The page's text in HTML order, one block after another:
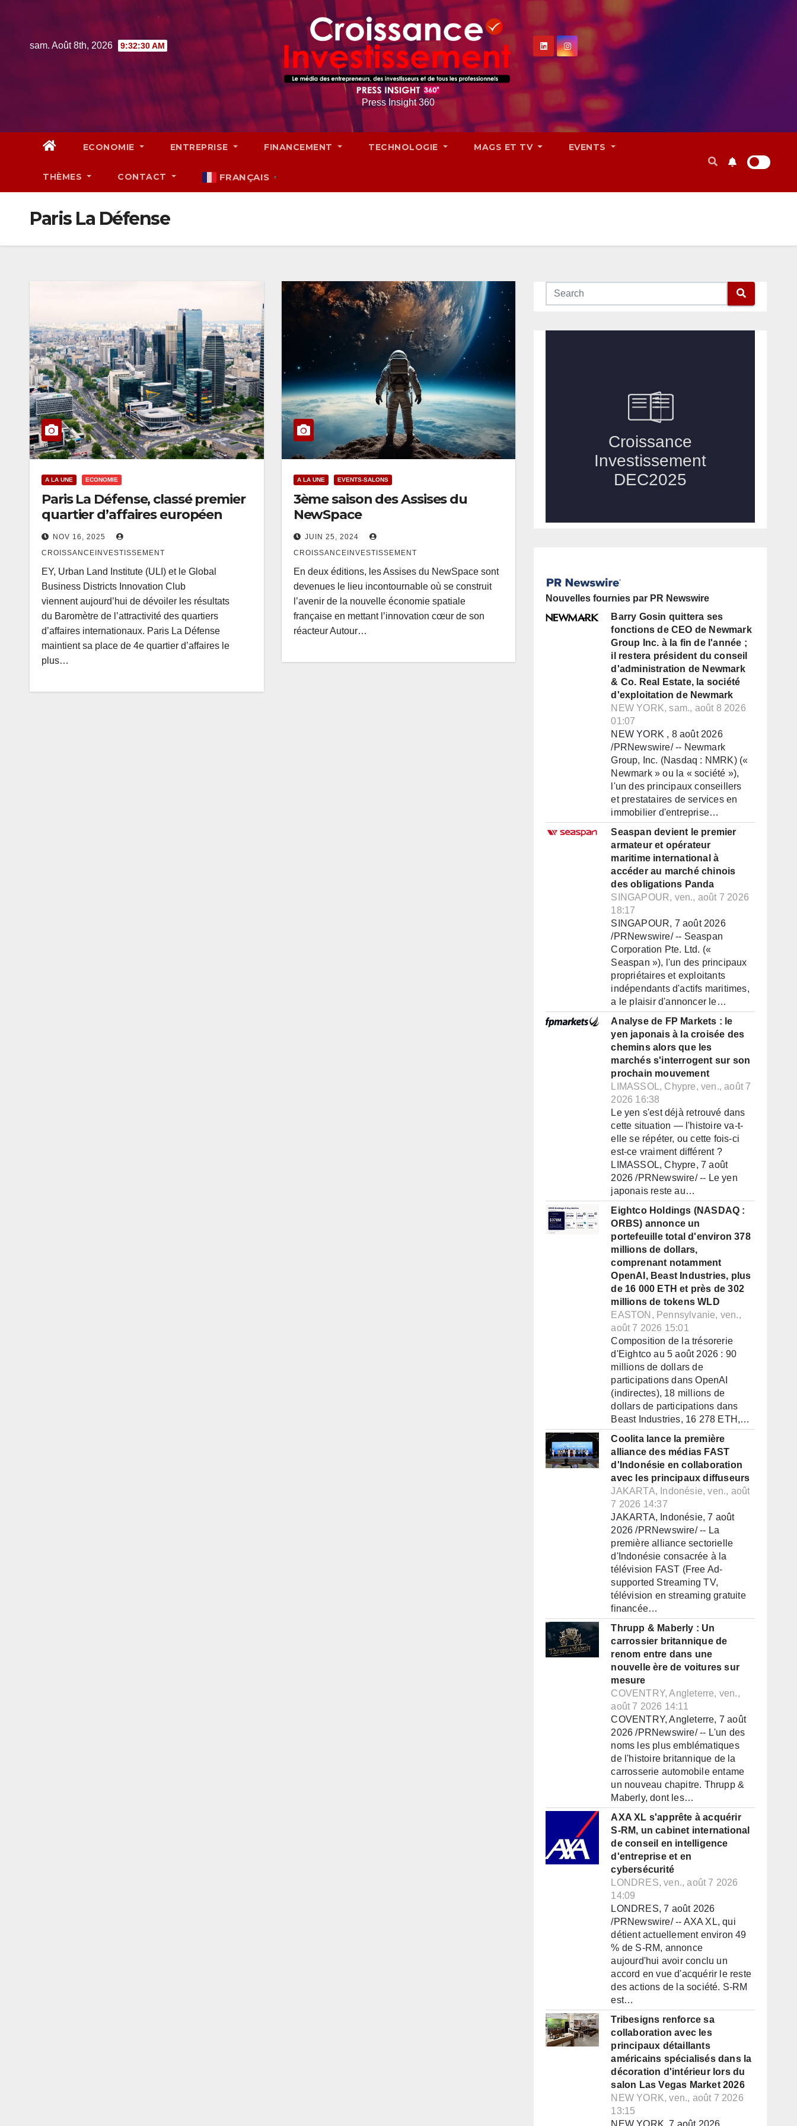
contentsam. Août 8th, 2026 9:32:31 AM
Press Insight 360
ECONOMIE ENTREPRISE FINANCEMENT TECHNOLOGIE MAGS ET TV EVENTS
THÈMES CONTACT FRANÇAIS ▼
Paris La Défense
A LA UNE ECONOMIE
Paris La Défense, classé premier
quartier d’affaires européen
NOV 16, 2025
CROISSANCEINVESTISSEMENT
EY, Urban Land Institute (ULI) et le Global
Business Districts Innovation Club
viennent aujourd’hui de dévoiler les résultats
du Baromètre de l’attractivité des quartiers
d’affaires internationaux. Paris La Défense
maintient sa place de 4e quartier d’affaires le
plus…
A LA UNE EVENTS-SALONS
3ème saison des Assises du
NewSpace
JUIN 25, 2024
CROISSANCEINVESTISSEMENT
En deux éditions, les Assises du NewSpace sont
devenues le lieu incontournable où se construit
l’avenir de la nouvelle économie spatiale
française en mettant l’innovation cœur de son
réacteur Autour…
Nouvelles fournies par PR Newswire
Barry Gosin quittera ses
fonctions de CEO de Newmark
Group Inc. à la fin de l'année ;
il restera président du conseil
d'administration de Newmark
& Co. Real Estate, la société
d'exploitation de Newmark
NEW YORK, sam., août 8 2026
01:07
NEW YORK , 8 août 2026
/PRNewswire/ -- Newmark
Group, Inc. (Nasdaq : NMRK) («
Newmark » ou la « société »),
l'un des principaux conseillers
et prestataires de services en
immobilier d'entreprise…
Seaspan devient le premier
armateur et opérateur
maritime international à
accéder au marché chinois
des obligations Panda
SINGAPOUR, ven., août 7 2026
18:17
SINGAPOUR, 7 août 2026
/PRNewswire/ -- Seaspan
Corporation Pte. Ltd. («
Seaspan »), l'un des principaux
propriétaires et exploitants
indépendants d'actifs maritimes,
a le plaisir d'annoncer le…
Analyse de FP Markets : le
yen japonais à la croisée des
chemins alors que les
marchés s'interrogent sur son
prochain mouvement
LIMASSOL, Chypre, ven., août 7
2026 16:38
Le yen s'est déjà retrouvé dans
cette situation — l'histoire va-t-
elle se répéter, ou cette fois-ci
est-ce vraiment différent ?
LIMASSOL, Chypre, 7 août
2026 /PRNewswire/ -- Le yen
japonais reste au…
Eightco Holdings (NASDAQ :
ORBS) annonce un
portefeuille total d'environ 378
millions de dollars,
comprenant notamment
OpenAI, Beast Industries, plus
de 16 000 ETH et près de 302
millions de tokens WLD
EASTON, Pennsylvanie, ven.,
août 7 2026 15:01
Composition de la trésorerie
d'Eightco au 5 août 2026 : 90
millions de dollars de
participations dans OpenAI
(indirectes), 18 millions de
dollars de participations dans
Beast Industries, 16 278 ETH,…
Coolita lance la première
alliance des médias FAST
d'Indonésie en collaboration
avec les principaux diffuseurs
JAKARTA, Indonésie, ven., août
7 2026 14:37
JAKARTA, Indonésie, 7 août
2026 /PRNewswire/ -- La
première alliance sectorielle
d'Indonésie consacrée à la
télévision FAST (Free Ad-
supported Streaming TV,
télévision en streaming gratuite
financée…
Thrupp & Maberly : Un
carrossier britannique de
renom entre dans une
nouvelle ère de voitures sur
mesure
COVENTRY, Angleterre, ven.,
août 7 2026 14:11
COVENTRY, Angleterre, 7 août
2026 /PRNewswire/ -- L'un des
noms les plus emblématiques
de l'histoire britannique de la
carrosserie automobile entame
un nouveau chapitre. Thrupp &
Maberly, dont les…
AXA XL s'apprête à acquérir
S-RM, un cabinet international
de conseil en intelligence
d'entreprise et en
cybersécurité
LONDRES, ven., août 7 2026
14:09
LONDRES, 7 août 2026
/PRNewswire/ -- AXA XL, qui
détient actuellement environ 49
% de S-RM, annonce
aujourd'hui avoir conclu un
accord en vue d'acquérir le reste
des actions de la société. S-RM
est…
Tribesigns renforce sa
collaboration avec les
principaux détaillants
américains spécialisés dans la
décoration d'intérieur lors du
salon Las Vegas Market 2026
NEW YORK, ven., août 7 2026
13:15
NEW YORK, 7 août 2026